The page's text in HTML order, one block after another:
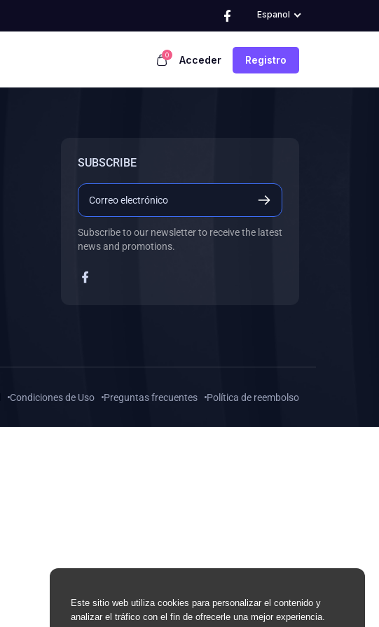
Espanol
0 Acceder Registro
Este sitio web utiliza cookies para personalizar el contenido y
analizar el tráfico con el fin de ofrecerle una mejor experiencia.
SUBSCRIBE
Subscribe to our newsletter to receive the latest
news and promotions.
Condiciones de Uso Preguntas frecuentes Política de reembolso